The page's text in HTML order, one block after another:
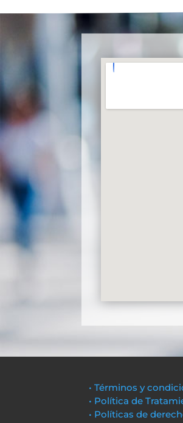
• Términos y
• Política de
• Políticas de